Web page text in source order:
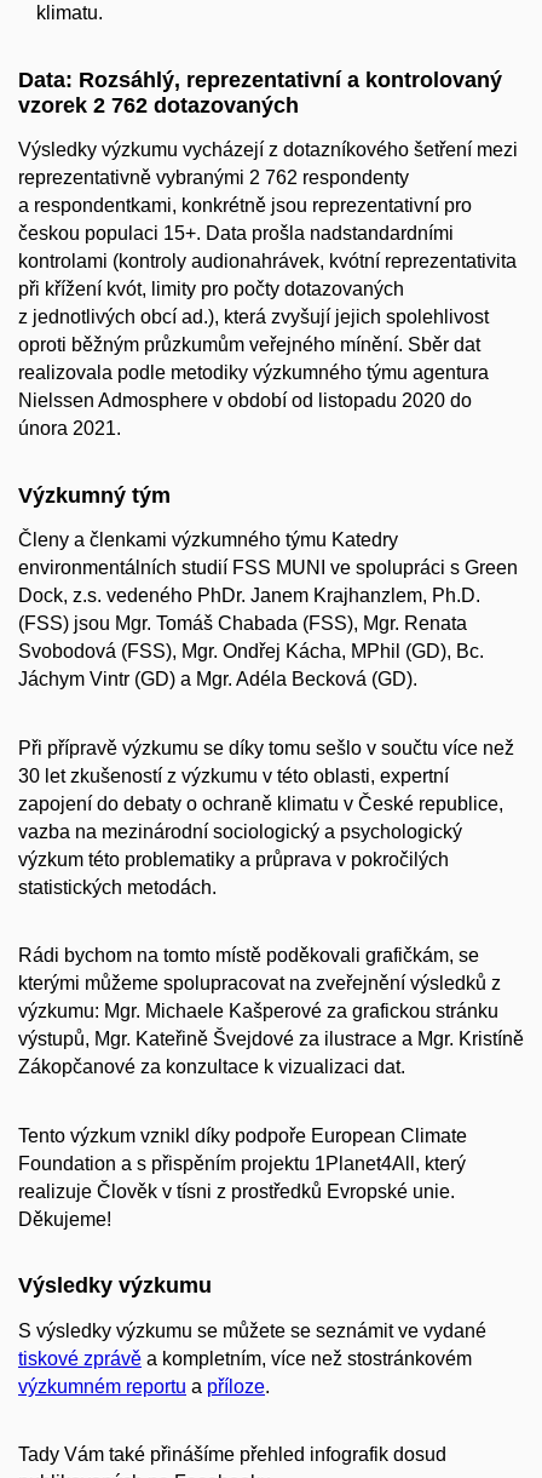
klimatu.
Data: Rozsáhlý, reprezentativní a kontrolovaný
vzorek 2 762 dotazovaných
Výsledky výzkumu vycházejí z dotazníkového šetření mezi
reprezentativně vybranými 2 762 respondenty
a respondentkami, konkrétně jsou reprezentativní pro
českou populaci 15+. Data prošla nadstandardními
kontrolami (kontroly audionahrávek, kvótní reprezentativita
při křížení kvót, limity pro počty dotazovaných
z jednotlivých obcí ad.), která zvyšují jejich spolehlivost
oproti běžným průzkumům veřejného mínění. Sběr dat
realizovala podle metodiky výzkumného týmu agentura
Nielssen Admosphere v období od listopadu 2020 do
února 2021.
Výzkumný tým
Členy a členkami výzkumného týmu Katedry
environmentálních studií FSS MUNI ve spolupráci s Green
Dock, z.s. vedeného PhDr. Janem Krajhanzlem, Ph.D.
(FSS) jsou Mgr. Tomáš Chabada (FSS), Mgr. Renata
Svobodová (FSS), Mgr. Ondřej Kácha, MPhil (GD), Bc.
Jáchym Vintr (GD) a Mgr. Adéla Becková (GD).
Při přípravě výzkumu se díky tomu sešlo v součtu více než
30 let zkušeností z výzkumu v této oblasti, expertní
zapojení do debaty o ochraně klimatu v České republice,
vazba na mezinárodní sociologický a psychologický
výzkum této problematiky a průprava v pokročilých
statistických metodách.
Rádi bychom na tomto místě poděkovali grafičkám, se
kterými můžeme spolupracovat na zveřejnění výsledků z
výzkumu: Mgr. Michaele Kašperové za grafickou stránku
výstupů, Mgr. Kateřině Švejdové za ilustrace a Mgr. Kristíně
Zákopčanové za konzultace k vizualizaci dat.
Tento výzkum vznikl díky podpoře European Climate
Foundation a s přispěním projektu 1Planet4All, který
realizuje Člověk v tísni z prostředků Evropské unie.
Děkujeme!
Výsledky výzkumu
S výsledky výzkumu se můžete se seznámit ve vydané
tiskové zprávě a kompletním, více než stostránkovém
výzkumném reportu a příloze.
Tady Vám také přinášíme přehled infografik dosud